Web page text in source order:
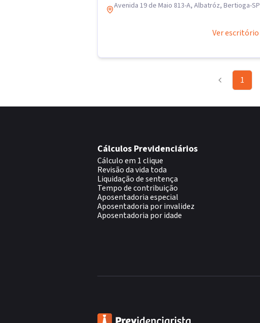
Avenida 19 de Maio 813-A, Albatróz, Bertioga-SP
Ver escritório
1
Cálculos Previdenciários
Cálculo em 1 clique
Revisão da vida toda
Liquidação de sentença
Tempo de contribuição
Aposentadoria especial
Aposentadoria por invalidez
Aposentadoria por idade